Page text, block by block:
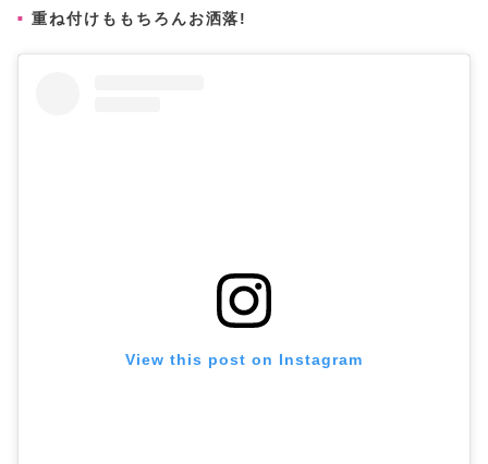
重ね付けももちろんお洒落!
View this post on Instagram